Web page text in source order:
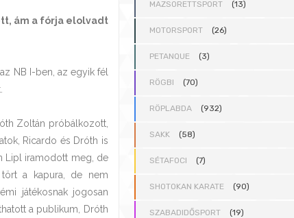
ám a fórja elolvadt
NB I-ben, az egyik fél
Zoltán próbálkozott,
Ricardo és Dróth is
Lipl iramodott meg, de
a kapura, de nem
játékosnak jogosan
a publikum, Dróth
MAZSORETTSPORT (13)
MOTORSPORT (26)
PETANQUE (3)
RÖGBI (70)
RÖPLABDA (932)
SAKK (58)
SÉTAFOCI (7)
SHOTOKAN KARATE (90)
SZABADIDŐSPORT (19)